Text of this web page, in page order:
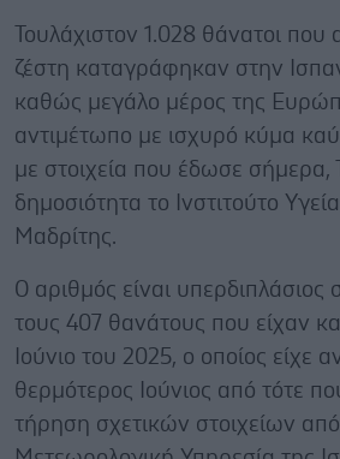
Τουλάχιστον 1.028 θάνατοι που
ζέστη καταγράφηκαν στην
καθώς μεγάλο μέρος της
αντιμέτωπο με ισχυρό κύμα
με στοιχεία που έδωσε σήμερα,
δημοσιότητα το Ινστιτούτο
Μαδρίτης.
Ο αριθμός είναι υπερδιπλάσιος
τους 407 θανάτους που είχαν
Ιούνιο του 2025, ο οποίος είχε
θερμότερος Ιούνιος από τότε
τήρηση σχετικών στοιχείων